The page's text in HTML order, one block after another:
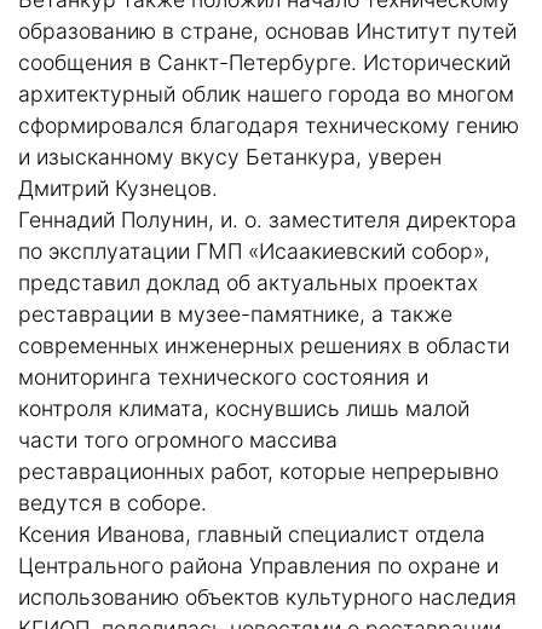
образованию в стране, основав Институт путей
сообщения в Санкт-Петербурге. Исторический
архитектурный облик нашего города во многом
сформировался благодаря техническому гению
и изысканному вкусу Бетанкура, уверен
Дмитрий Кузнецов.
Геннадий Полунин, и. о. заместителя директора
по эксплуатации ГМП «Исаакиевский собор»,
представил доклад об актуальных проектах
реставрации в музее-памятнике, а также
современных инженерных решениях в области
мониторинга технического состояния и
контроля климата, коснувшись лишь малой
части того огромного массива
реставрационных работ, которые непрерывно
ведутся в соборе.
Ксения Иванова, главный специалист отдела
Центрального района Управления по охране и
использованию объектов культурного наследия